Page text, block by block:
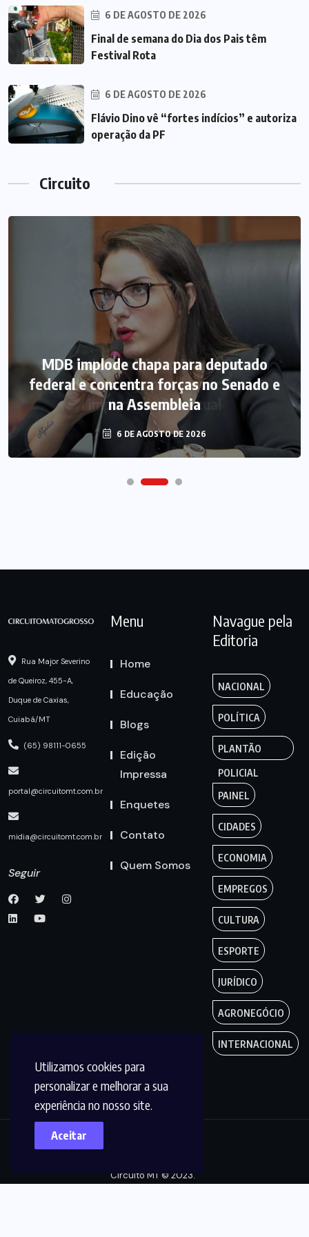
Utilizamos cookies para
personalizar e melhorar a sua
experiência no nosso site.
Aceitar
6 DE AGOSTO DE 2026
Final de semana do Dia dos Pais têm
Festival Rota
6 DE AGOSTO DE 2026
Flávio Dino vê “fortes indícios” e autoriza
operação da PF
Circuito
MDB implode chapa para deputado
federal e concentra forças no Senado e
na Assembleia
6 DE AGOSTO DE 2026
Rua Major Severino
de Queiroz, 455-A,
Duque de Caxias,
Cuiabá/MT
(65) 98111-0655
portal@circuitomt.com.br
midia@circuitomt.com.br
Seguir
Menu
Home
Educação
Blogs
Edição
Impressa
Enquetes
Contato
Quem Somos
Navague pela
Editoria
NACIONAL
POLÍTICA
PLANTÃO
POLICIAL
PAINEL
CIDADES
ECONOMIA
EMPREGOS
CULTURA
ESPORTE
JURÍDICO
AGRONEGÓCIO
INTERNACIONAL
Circuito MT © 2023.